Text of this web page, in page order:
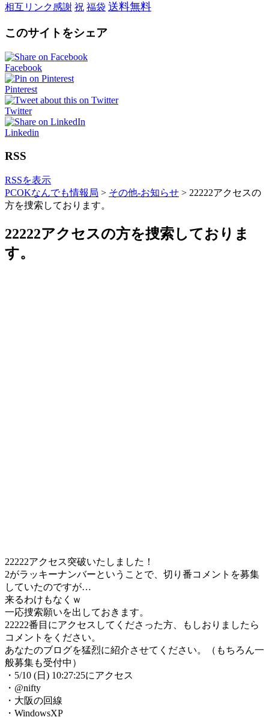
相互リンク感謝 祝 福袋 送料無料
このサイトをシェア
Facebook
Pinterest
Twitter
Linkedin
RSS
RSSを表示
PCOKなんでも情報局 > その他-お知らせ > 22222アクセスの
方を捜索しております。
22222アクセスの方を捜索しておりま
す。
22222アクセス突破いたしました！
2がラッキーナンバーということで、切り番コメントを募集
していたのですが…
来るわけもなくｗ
一応捜索願いを出しておきます。
22222番目にアクセスしてくださった方、もしおりましたら
コメントをください。
あなたのブログを猛烈に紹介させてください。（もちろん一
般募集も受付中）
・5/10 (日) 10:27:25にアクセス
・@nifty
・大阪の回線
・WindowsXP